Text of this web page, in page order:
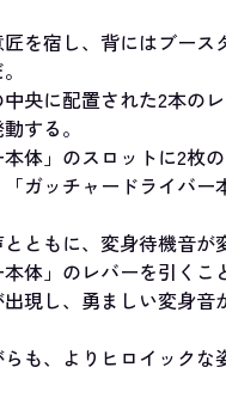
を宿し、背にはブー
中央に配置された2本の
する。
体」のスロットに2枚
ガッチャードライバ
ともに、変身待機音が
体」のレバーを引く
現し、勇ましい変身音
も、よりヒロイック